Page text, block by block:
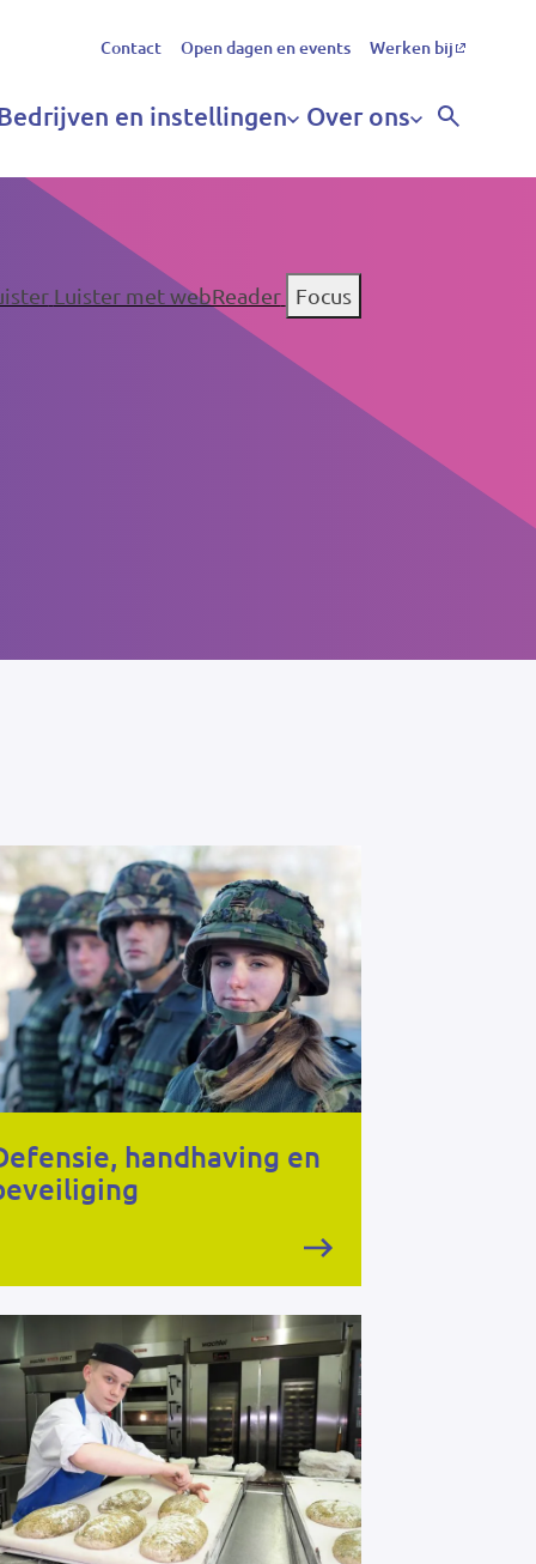
Secundair
menu
Contact Open dagen en events Werken bij
en instellingen Over ons
Luister met webReader Focus
handhaving en